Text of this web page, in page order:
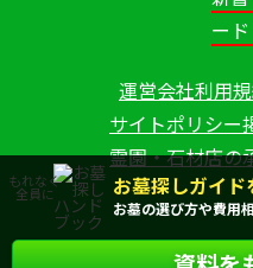
もれなく
全員に お墓探しガイ
お墓の選び方や費用
ード
運営会社利用
サイトポリシー
霊園・石材店の
Copyright (C) Kamakura